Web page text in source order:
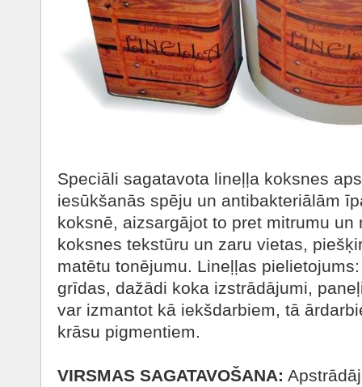
Speciāli sagatavota lineļļa koksnes
iesūkšanās spēju un antibakteriālām
koksnē, aizsargājot to pret mitrumu
koksnes tekstūru un zaru vietas,
matētu tonējumu. Lineļļas
grīdas, dažādi koka izstrādājumi,
var izmantot kā iekšdarbiem, tā
krāsu pigmentiem.
VIRSMAS SAGATAVOŠANA: